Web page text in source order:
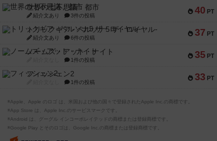
40 PT
世界の七不思議：都市
紹介文あり 3件の投稿
37 PT
トリックギア - ペルソナ5 ザ・ロイヤル-
紹介文あり 6件の投稿
35 PT
ノームズ・アット・ナイト
1件の投稿
33 PT
フィッシェン2
1件の投稿
※Apple、Apple のロゴ は、米国および他の国々で登録されたApple Inc.の商標です。
※App Store は、Apple Inc.のサービスマークです。
※Android は、グーグル インコーポレイテッドの商標または登録商標です。
※Google Play とそのロゴは、Google Inc.の商標または登録商標です。